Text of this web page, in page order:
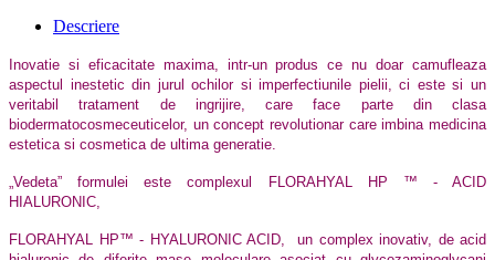
Descriere
Inovatie si eficacitate maxima, intr-un produs ce nu doar camufleaza
aspectul inestetic din jurul ochilor si imperfectiunile pielii, ci este si un
veritabil tratament de ingrijire, care face parte din clasa
biodermatocosmeceuticelor, un concept revolutionar care imbina medicina
estetica si cosmetica de ultima generatie.
„Vedeta” formulei este complexul FLORAHYAL HP ™ - ACID
HIALURONIC,
FLORAHYAL HP™ - HYALURONIC ACID,
un complex inovativ, de acid